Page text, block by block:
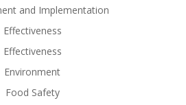
and Implementation
Effectiveness
Effectiveness
Environment
Food Safety